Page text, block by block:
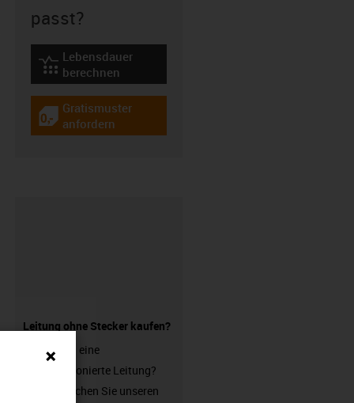
passt?
igus-icon-lebensdauerrechner
Lebensdauer
berechnen
igus-icon-gratismuster
Gratismuster
anfordern
Leitung ohne Stecker kaufen?
Sie suchen eine
unkonfektionierte Leitung?
Dann besuchen Sie unseren